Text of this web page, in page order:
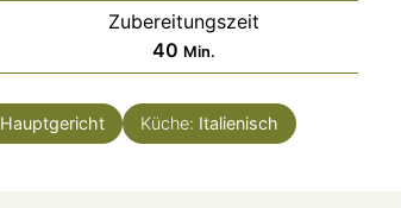
Zubereitungszeit
40 Minuten
Min.
Hauptgericht Küche: Italienisch